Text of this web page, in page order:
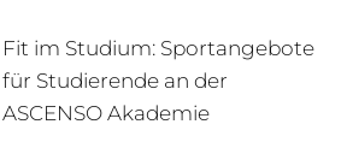
Fit im Studium: Sportangebote
für Studierende an der
ASCENSO Akademie